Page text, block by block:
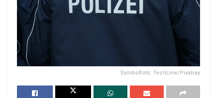
Symbolfoto: TechLine/Pixabay